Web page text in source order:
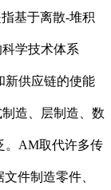
基于离散-堆积
学技术体系
新供应链的使能
造、层制造、数
。AM取代许多传
件制造零件、